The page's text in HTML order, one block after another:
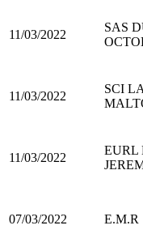
11/03/2022
SAS
11/03/2022
SCI LA
11/03/2022
EURL
07/03/2022 E.M.R